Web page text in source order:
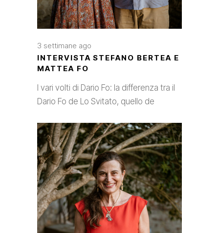
3 settimane ago
INTERVISTA STEFANO BERTEA E
MATTEA FO
I vari volti di Dario Fo: la differenza tra il
Dario Fo de Lo Svitato, quello de